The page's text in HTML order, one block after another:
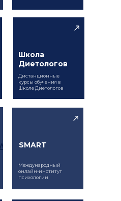
Школа
Диетологов
Дистанционные
курсы обучения в
Школе Диетологов
SMART
Международный
онлайн-институт
психологии